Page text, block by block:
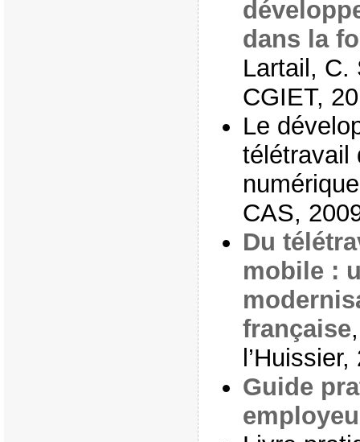
dans la
Lartail, C.
CGIET,
Le
télétravail
CAS,
Du
mobile :
française
Guide